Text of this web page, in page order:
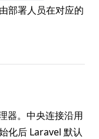
由部署人员在对应的
器。中央连接沿用
化后 Laravel 默认